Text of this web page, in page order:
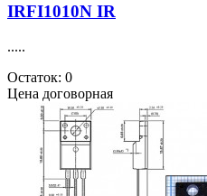
IRFI1010N IR
.....
Остаток: 0
Цена договорная